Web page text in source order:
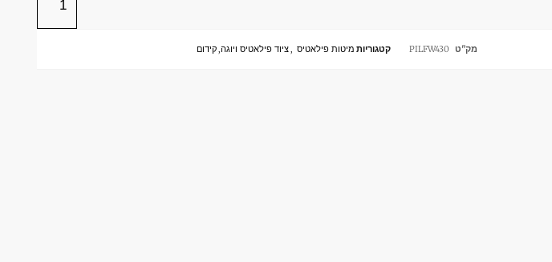
מק"ט PILFW430 קטגוריות מיטות פילאטיס ,ציוד פילאטיס ויוגה,קידום